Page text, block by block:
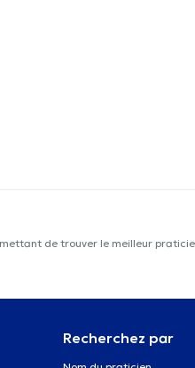
de trouver le meilleur
Recherchez par